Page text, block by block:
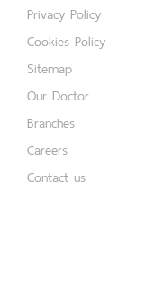
Privacy Policy
Cookies Policy
Sitemap
Our Doctor
Branches
Careers
Contact us